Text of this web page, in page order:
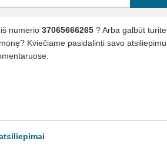
numerio 37065666265 ? Arba galbūt turite
Kviečiame pasidalinti savo atsiliepimu